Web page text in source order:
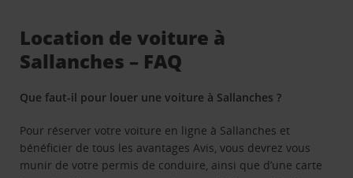
Location de voiture à
Sallanches – FAQ
Que faut-il pour louer une voiture à Sallanches ?
Pour réserver votre voiture en ligne à Sallanches et
bénéficier de tous les avantages Avis, vous devrez vous
munir de votre permis de conduire, ainsi que d’une carte